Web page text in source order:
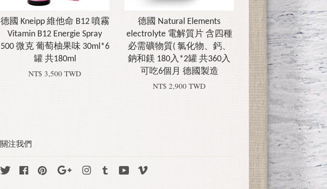
德國 Kneipp 維他命 B12 噴霧
Vitamin B12 Energie Spray
500 微克 葡萄柚果味 30ml*6
罐 共180ml
NT$ 3,500 TWD
德國 Natural Elements
electrolyte 電解質片 含四種
必需礦物質( 氯化物、鈣、
鈉和鎂 180入*2罐 共360入
可吃6個月 德國製造
NT$ 2,900 TWD
關注我們
Twitter FacebookPinterest Google InstagramTumblr YouTube